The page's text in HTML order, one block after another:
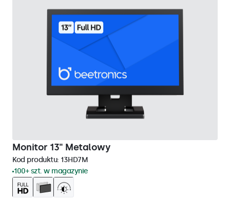
Monitor 13" Metalowy
Kod produktu: 13HD7M
100+ szt. w magazynie